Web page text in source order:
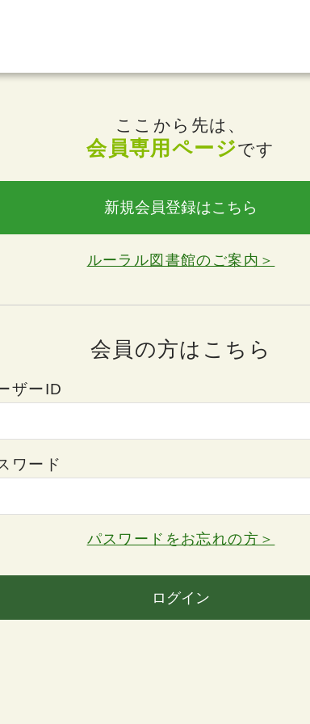
ここから先は、
会員専用ページです
新規会員登録はこちら
ルーラル図書館のご案内＞
会員の方はこちら
ザーID
ワード
パスワードをお忘れの方＞
ログイン